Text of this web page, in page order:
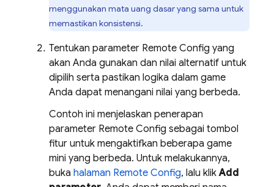
menggunakan mata uang dasar yang sama untuk
memastikan konsistensi.
Tentukan parameter Remote Config yang
akan Anda gunakan dan nilai alternatif untuk
dipilih serta pastikan logika dalam game
Anda dapat menangani nilai yang berbeda.
Contoh ini menjelaskan penerapan
parameter Remote Config sebagai tombol
fitur untuk mengaktifkan beberapa game
mini yang berbeda. Untuk melakukannya,
buka halaman Remote Config, lalu klikAdd